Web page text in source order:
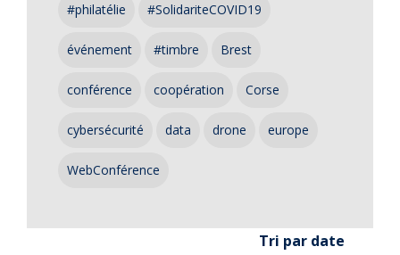
#philatélie #SolidariteCOVID19
événement #timbre Brest
conférence coopération Corse
cybersécurité data drone europe
WebConférence
Tri par date